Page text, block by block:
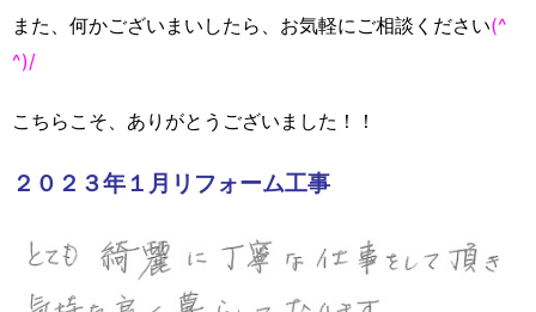
また、何かございまいしたら、お気軽にご相談ください(^
^)/
こちらこそ、ありがとうございました！！
２０２３年１月リフォーム工事